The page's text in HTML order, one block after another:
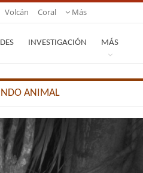
Volcán Coral Más
INVESTIGACIÓN MÁS
ANIMAL